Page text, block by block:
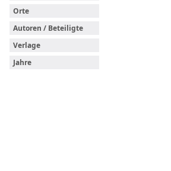
Orte
Autoren / Beteiligte
Verlage
Jahre